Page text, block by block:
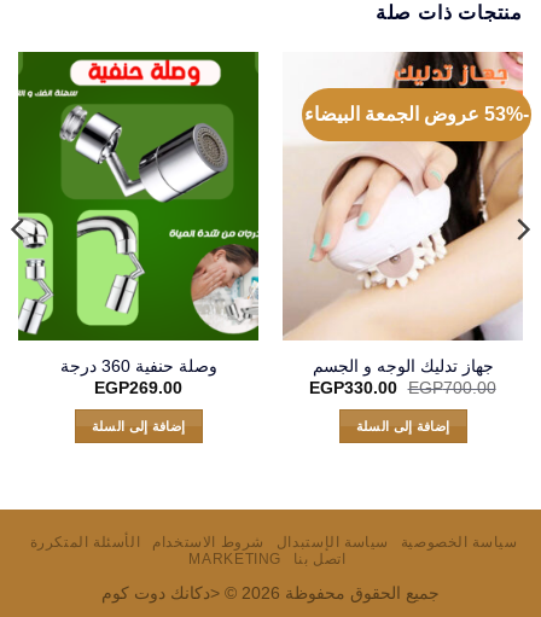
منتجات ذات صلة
-53% عروض الجمعة البيضاء
جهاز تدليك الوجه و الجسم
EGP700.00
السعر
هو:
EGP700.00.
EGP330.00
السعر
إضافة إلى السلة
وصلة حنفية 360 درجة
EGP269.00
إضافة إلى السلة
سياسة الخصوصية سياسة الإستبدال شروط الاستخدام
الأسئلة المتكررة
اتصل بنا
MARKETING
جميع الحقوق محفوظة 2026 © <دكانك دوت كوم